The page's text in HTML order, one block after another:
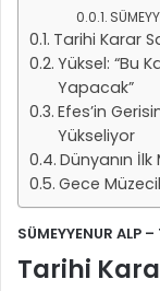
Tarihi Karar
Yüksel: “Bu
Yapacak”
Efes’in
Yükseliyor
Dünyanın İlk
Gece
SÜMEYYENUR ALP
Tarihi